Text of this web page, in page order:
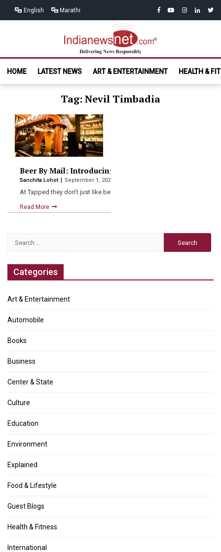
English Marathi facebook
youtubeinstagram
linkedin
India News
Net.com
HOME
LATEST NEWS ART & ENTERTAINMENT HEALTH &
Tag: Nevil Timbadia
Beer By Mail: Introducing Tapped Flight, a first of its
Sanchita Lohot September 1, 2020
At Tapped they don’t just like beer, they love beer!…
Read More
Categories
Art & Entertainment
Automobile
Books
Business
Center & State
Culture
Education
Environment
Explained
Food & Lifestyle
Guest Blogs
Health & Fitness
International